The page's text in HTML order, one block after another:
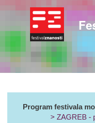
Program festivala
> ZAGREB -